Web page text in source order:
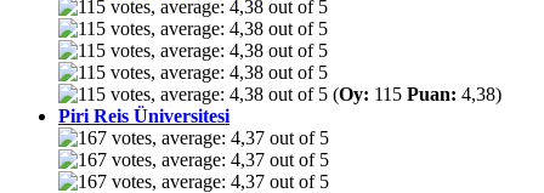
(Oy: 115 Puan: 4,38)
Piri Reis Üniversitesi